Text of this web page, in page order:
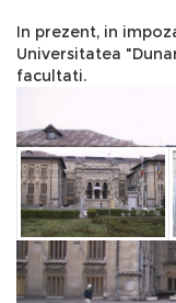
In prezent, in
Universitatea
facultati.